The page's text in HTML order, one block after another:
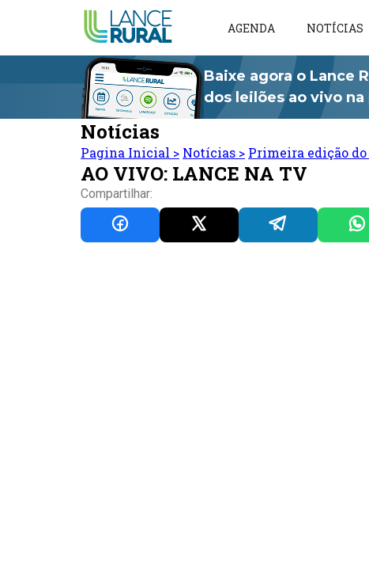
AGENDA NOTÍCIAS
Baixe agora o Lance
dos leilões ao vivo na
Notícias
Pagina Inicial > Notícias > Primeira edição
AO VIVO: LANCE NA TV
Compartilhar: